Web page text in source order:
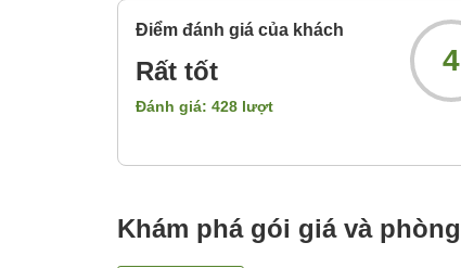
Điểm đánh giá của khách
Rất tốt
Đánh giá: 428 lượt
4
Khám phá gói giá và phòng